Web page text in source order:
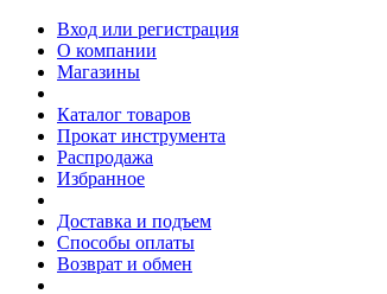
Вход или регистрация
О компании
Магазины
Каталог товаров
Прокат инструмента
Распродажа
Избранное
Доставка и подъем
Способы оплаты
Возврат и обмен